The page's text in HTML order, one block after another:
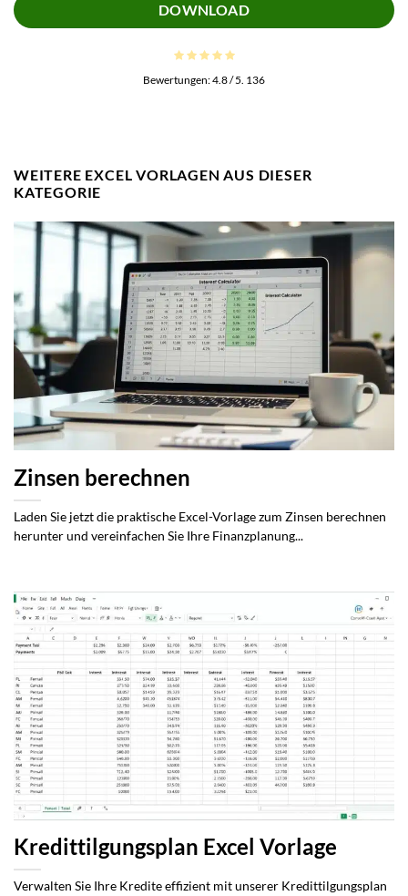
DOWNLOAD
Bewertungen:4.8/ 5. 136
WEITERE EXCEL VORLAGEN AUS DIESER
KATEGORIE
Zinsen berechnen
Laden Sie jetzt die praktische Excel-Vorlage zum Zinsen berechnen
herunter und vereinfachen Sie Ihre Finanzplanung...
Kredittilgungsplan Excel Vorlage
Verwalten Sie Ihre Kredite effizient mit unserer Kredittilgungsplan